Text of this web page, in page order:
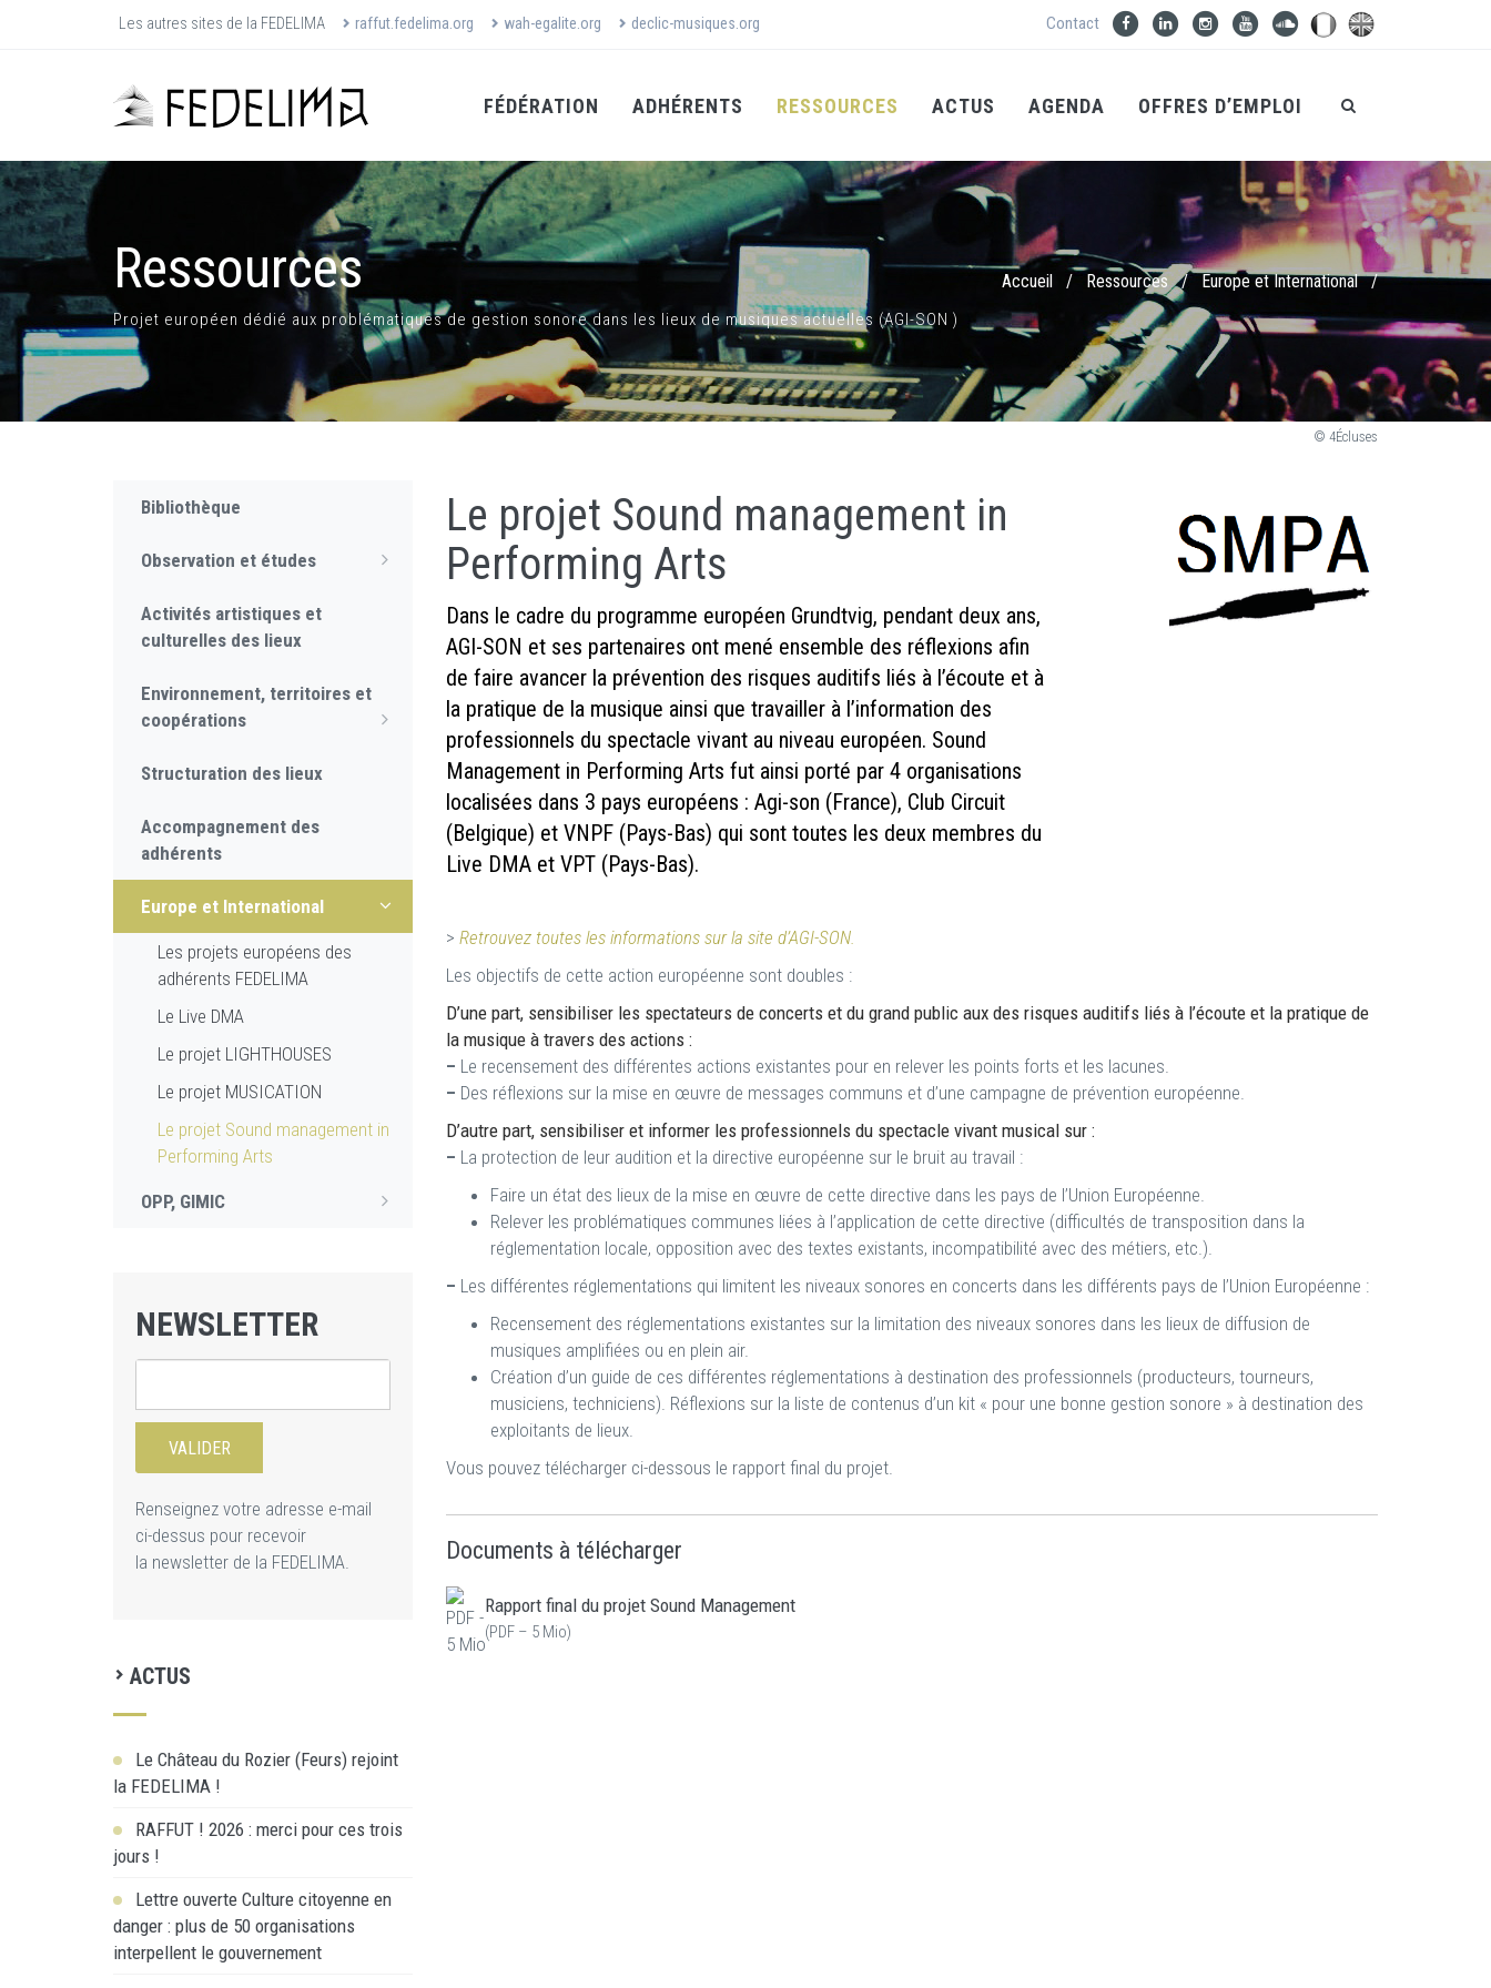
Les autres sites de la FEDELIMA raffut.fedelima.org wah-egalite.org declic-musiques.org Contact
FÉDÉRATION ADHÉRENTS RESSOURCES ACTUS AGENDA OFFRES D’EMPLOI
Ressources
Projet européen dédié aux problématiques de gestion sonore dans les lieux de musiques actuelles (AGI-SON )
Accueil / Ressources/ Europe et International/
© 4Écluses
Bibliothèque
Observation et études
Activités artistiques et
culturelles des lieux
Environnement, territoires et
coopérations
Structuration des lieux
Accompagnement des
adhérents
Europe et International
Les projets européens des
adhérents FEDELIMA
Le Live DMA
Le projet LIGHTHOUSES
Le projet MUSICATION
Le projet Sound management in
Performing Arts
OPP, GIMIC
NEWSLETTER
Renseignez votre adresse e-mail
ci-dessus pour recevoir
la newsletter de la FEDELIMA.
ACTUS
Le Château du Rozier (Feurs) rejoint
la FEDELIMA !
RAFFUT ! 2026 : merci pour ces trois
jours !
Lettre ouverte Culture citoyenne en
danger : plus de 50 organisations
interpellent le gouvernement
Le projet Sound management in
Performing Arts
Dans le cadre du programme européen Grundtvig, pendant deux ans,
AGI-SON et ses partenaires ont mené ensemble des réflexions afin
de faire avancer la prévention des risques auditifs liés à l’écoute et à
la pratique de la musique ainsi que travailler à l’information des
professionnels du spectacle vivant au niveau européen. Sound
Management in Performing Arts fut ainsi porté par 4 organisations
localisées dans 3 pays européens : Agi-son (France), Club Circuit
(Belgique) et VNPF (Pays-Bas) qui sont toutes les deux membres du
Live DMA et VPT (Pays-Bas).
> Retrouvez toutes les informations sur la site d’AGI-SON.
Les objectifs de cette action européenne sont doubles :
D’une part, sensibiliser les spectateurs de concerts et du grand public aux des risques auditifs liés à l’écoute et la pratique de
la musique à travers des actions :
– Le recensement des différentes actions existantes pour en relever les points forts et les lacunes.
– Des réflexions sur la mise en œuvre de messages communs et d’une campagne de prévention européenne.
D’autre part, sensibiliser et informer les professionnels du spectacle vivant musical sur :
– La protection de leur audition et la directive européenne sur le bruit au travail :
Faire un état des lieux de la mise en œuvre de cette directive dans les pays de l’Union Européenne.
Relever les problématiques communes liées à l’application de cette directive (difficultés de transposition dans la
réglementation locale, opposition avec des textes existants, incompatibilité avec des métiers, etc.).
– Les différentes réglementations qui limitent les niveaux sonores en concerts dans les différents pays de l’Union Européenne :
Recensement des réglementations existantes sur la limitation des niveaux sonores dans les lieux de diffusion de
musiques amplifiées ou en plein air.
Création d’un guide de ces différentes réglementations à destination des professionnels (producteurs, tourneurs,
musiciens, techniciens). Réflexions sur la liste de contenus d’un kit « pour une bonne gestion sonore » à destination des
exploitants de lieux.
Vous pouvez télécharger ci-dessous le rapport final du projet.
Documents à télécharger
Rapport final du projet Sound Management
(PDF – 5 Mio)